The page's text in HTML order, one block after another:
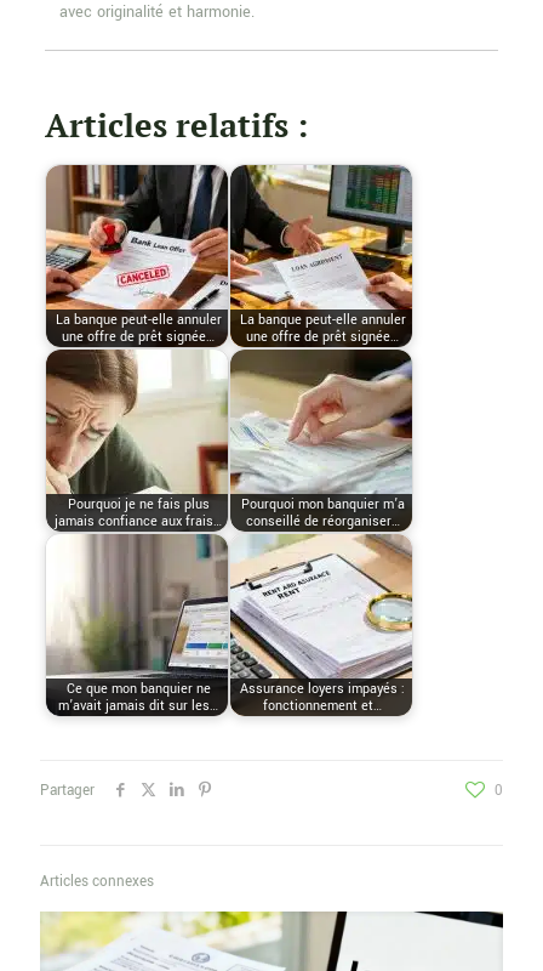
avec originalité et harmonie.
Articles relatifs :
La banque peut-elle annuler
une offre de prêt signée…
La banque peut-elle annuler
une offre de prêt signée…
Pourquoi je ne fais plus
jamais confiance aux frais…
Pourquoi mon banquier m’a
conseillé de réorganiser…
Ce que mon banquier ne
m’avait jamais dit sur les…
Assurance loyers impayés :
fonctionnement et…
Partager 0
Articles connexes